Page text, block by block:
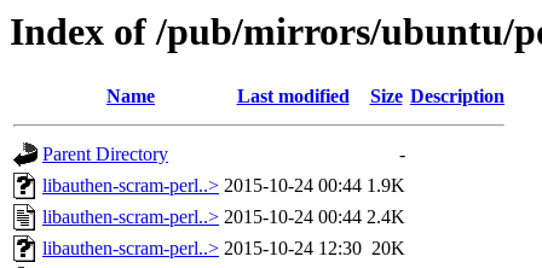
Index of /pub/mirrors/ubuntu/
Name Last modified Size Description
Parent Directory
-
libauthen-scram-perl..> 2015-10-24 00:44 1.9K
libauthen-scram-perl..> 2015-10-24 00:44 2.4K
libauthen-scram-perl..> 2015-10-24 12:30 20K